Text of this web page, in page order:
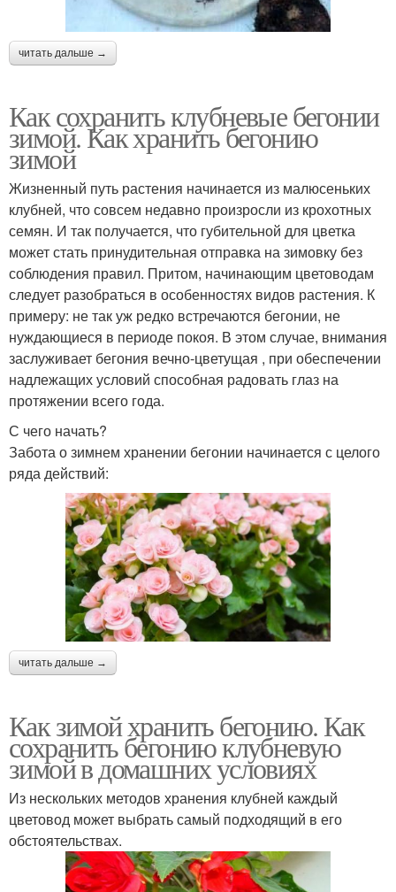
читать дальше →
Как сохранить клубневые бегонии
зимой. Как хранить бегонию
зимой
Жизненный путь растения начинается из малюсеньких
клубней, что совсем недавно произросли из крохотных
семян. И так получается, что губительной для цветка
может стать принудительная отправка на зимовку без
соблюдения правил. Притом, начинающим цветоводам
следует разобраться в особенностях видов растения. К
примеру: не так уж редко встречаются бегонии, не
нуждающиеся в периоде покоя. В этом случае, внимания
заслуживает бегония вечно-цветущая , при обеспечении
надлежащих условий способная радовать глаз на
протяжении всего года.
С чего начать?
Забота о зимнем хранении бегонии начинается с целого
ряда действий:
читать дальше →
Как зимой хранить бегонию. Как
сохранить бегонию клубневую
зимой в домашних условиях
Из нескольких методов хранения клубней каждый
цветовод может выбрать самый подходящий в его
обстоятельствах.